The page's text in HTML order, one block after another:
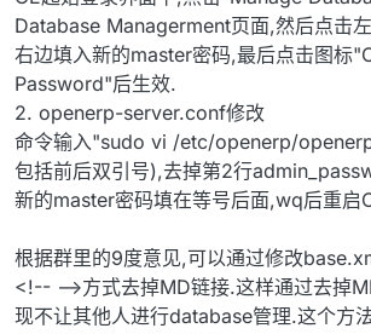
Database Managerment页面,然后点击
右边填入新的master密码,最后点击图标
Password"后生效.
2. openerp-server.conf修改
命令输入"sudo vi /etc/openerp/
包括前后双引号),去掉第2行
新的master密码填在等号后面,wq后重启
根据群里的9度意见,可以通过修改
<!-- -->方式去掉MD链接.这样通过去掉
现不让其他人进行database管理.这个方